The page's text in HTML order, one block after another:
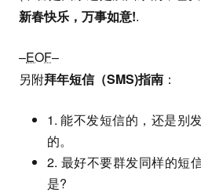
新春快乐，万事如意!.
–EOF–
另附拜年短信（SMS)指南 ：
1. 能不发短信的，还是别
的。
2. 最好不要群发同样的短
是?